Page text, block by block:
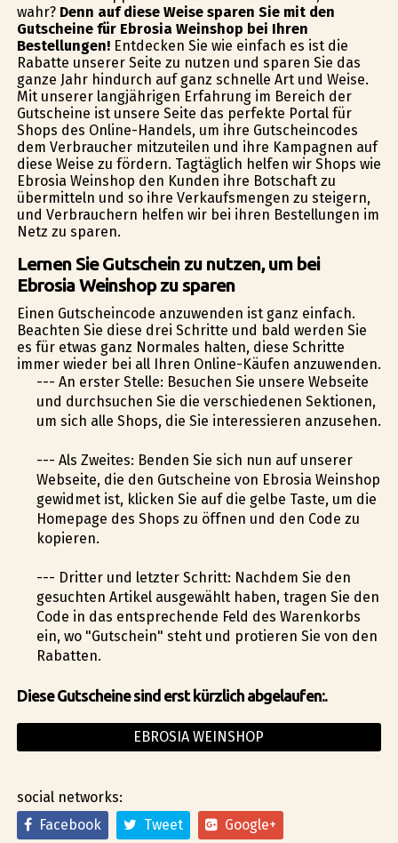
wahr? Denn auf diese Weise sparen Sie mit den
Gutscheine für Ebrosia Weinshop bei Ihren
Bestellungen!Entdecken Sie wie einfach es ist die
Rabatte unserer Seite zu nutzen und sparen Sie das
ganze Jahr hindurch auf ganz schnelle Art und Weise.
Mit unserer langjährigen Erfahrung im Bereich der
Gutscheine ist unsere Seite das perfekte Portal für
Shops des Online-Handels, um ihre Gutscheincodes
dem Verbraucher mitzuteilen und ihre Kampagnen auf
diese Weise zu fördern. Tagtäglich helfen wir Shops wie
Ebrosia Weinshop den Kunden ihre Botschaft zu
übermitteln und so ihre Verkaufsmengen zu steigern,
und Verbrauchern helfen wir bei ihren Bestellungen im
Netz zu sparen.
Lernen Sie Gutschein zu nutzen, um bei
Ebrosia Weinshop zu sparen
Einen Gutscheincode anzuwenden ist ganz einfach.
Beachten Sie diese drei Schritte und bald werden Sie
es für etwas ganz Normales halten, diese Schritte
immer wieder bei all Ihren Online-Käufen anzuwenden.
--- An erster Stelle: Besuchen Sie unsere Webseite
und durchsuchen Sie die verschiedenen Sektionen,
um sich alle Shops, die Sie interessieren anzusehen.
--- Als Zweites: Befinden Sie sich nun auf unserer
Webseite, die den Gutscheine von Ebrosia Weinshop
gewidmet ist, klicken Sie auf die gelbe Taste, um die
Homepage des Shops zu öffnen und den Code zu
kopieren.
--- Dritter und letzter Schritt: Nachdem Sie den
gesuchten Artikel ausgewählt haben, tragen Sie den
Code in das entsprechende Feld des Warenkorbs
ein, wo "Gutschein" steht und profitieren Sie von den
Rabatten.
Diese Gutscheine sind erst kürzlich abgelaufen:.
EBROSIA WEINSHOP
social networks:
Facebook
Tweet Google+